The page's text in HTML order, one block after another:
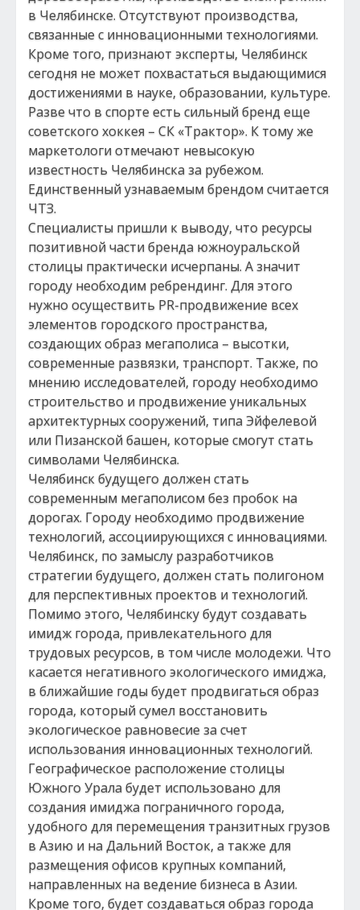
в Челябинске. Отсутствуют производства,
связанные с инновационными технологиями.
Кроме того, признают эксперты, Челябинск
сегодня не может похвастаться выдающимися
достижениями в науке, образовании, культуре.
Разве что в спорте есть сильный бренд еще
советского хоккея – СК «Трактор». К тому же
маркетологи отмечают невысокую
известность Челябинска за рубежом.
Единственный узнаваемым брендом считается
ЧТЗ.
Специалисты пришли к выводу, что ресурсы
позитивной части бренда южноуральской
столицы практически исчерпаны. А значит
городу необходим ребрендинг. Для этого
нужно осуществить PR-продвижение всех
элементов городского пространства,
создающих образ мегаполиса – высотки,
современные развязки, транспорт. Также, по
мнению исследователей, городу необходимо
строительство и продвижение уникальных
архитектурных сооружений, типа Эйфелевой
или Пизанской башен, которые смогут стать
символами Челябинска.
Челябинск будущего должен стать
современным мегаполисом без пробок на
дорогах. Городу необходимо продвижение
технологий, ассоциирующихся с инновациями.
Челябинск, по замыслу разработчиков
стратегии будущего, должен стать полигоном
для перспективных проектов и технологий.
Помимо этого, Челябинску будут создавать
имидж города, привлекательного для
трудовых ресурсов, в том числе молодежи. Что
касается негативного экологического имиджа,
в ближайшие годы будет продвигаться образ
города, который сумел восстановить
экологическое равновесие за счет
использования инновационных технологий.
Географическое расположение столицы
Южного Урала будет использовано для
создания имиджа пограничного города,
удобного для перемещения транзитных грузов
в Азию и на Дальний Восток, а также для
размещения офисов крупных компаний,
направленных на ведение бизнеса в Азии.
Кроме того, будет создаваться образ города